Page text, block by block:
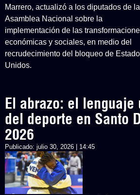
Marrero, actualizó a los diputados de la
Asamblea Nacional sobre la
implementación de las
económicas y sociales, en medio del
recrudecimiento del bloqueo de
Unidos.
El abrazo: el lenguaje
del deporte en Santo
2026
Publicado: julio 30, 2026 | 14:45